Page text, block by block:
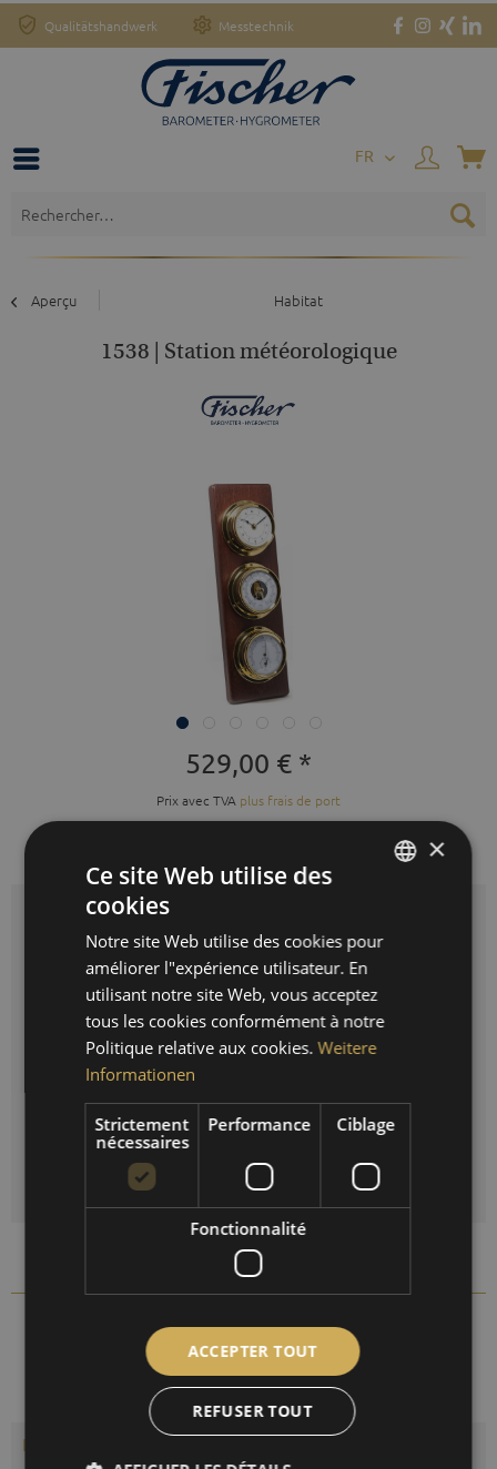
Qualitätshandwerk Messtechnik
FR
Aperçu Habitat
1538 | Station météorologique
529,00 € *
Prix avec TVA plus frais de port
délai de livraison 3-10 jours ouvrés
Couleurs:
DANS LE PANIER
Réf. d'article : 1538-22
Description
ENGLISH
FRENCH
×
Ce site Web utilise des
cookies
Notre site Web utilise des cookies pour
améliorer l"expérience utilisateur. En
utilisant notre site Web, vous acceptez
tous les cookies conformément à notre
Politique relative aux cookies. Weitere
Informationen
Strictement
nécessaires
Performance Ciblage
Fonctionnalité
ACCEPTER TOUT
REFUSER TOUT